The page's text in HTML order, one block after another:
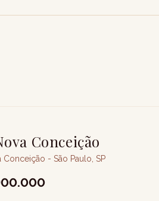
Conceição
Conceição - São Paulo, SP